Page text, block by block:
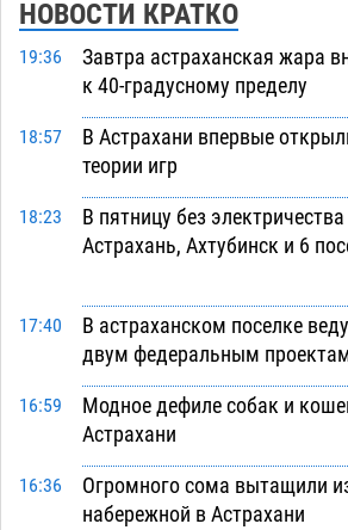
НОВОСТИ КРАТКО
19:36
Завтра астраханская жара
к 40-градусному пределу
18:57
В Астрахани впервые
теории игр
18:23
В пятницу без
Астрахань, Ахтубинск и 6
17:40
В астраханском поселке
двум федеральным
16:59
Модное дефиле собак и
Астрахани
16:36
Огромного сома вытащили
набережной в Астрахани